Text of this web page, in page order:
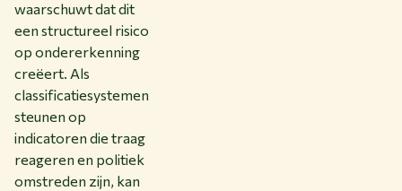
waarschuwt dat dit
een structureel risico
op ondererkenning
creëert. Als
classificatiesystemen
steunen op
indicatoren die traag
reageren en politiek
omstreden zijn, kan